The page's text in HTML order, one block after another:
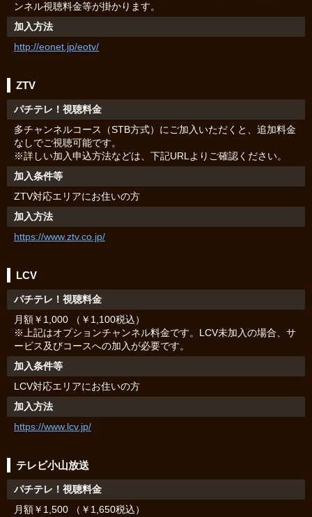
ンネル視聴料金等が掛かります。
加入方法
http://eonet.jp/eotv/
ZTV
パチテレ！視聴料金
多チャンネルコース（STB方式）にご加入いただくと、追加料金
なしでご視聴可能です。
※詳しい加入申込方法などは、下記URLよりご確認ください。
加入条件等
ZTV対応エリアにお住いの方
加入方法
https://www.ztv.co.jp/
LCV
パチテレ！視聴料金
月額￥1,000 （￥1,100税込）
※上記はオプションチャンネル料金です。LCV未加入の場合、サ
ービス及びコースへの加入が必要です。
加入条件等
LCV対応エリアにお住いの方
加入方法
https://www.lcv.jp/
テレビ小山放送
パチテレ！視聴料金
月額￥1,500 （￥1,650税込）